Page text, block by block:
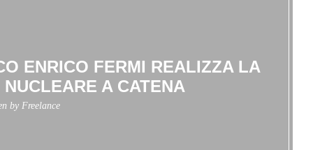
ENRICO FERMI REALIZZA LA
A CATENA
by Freelance